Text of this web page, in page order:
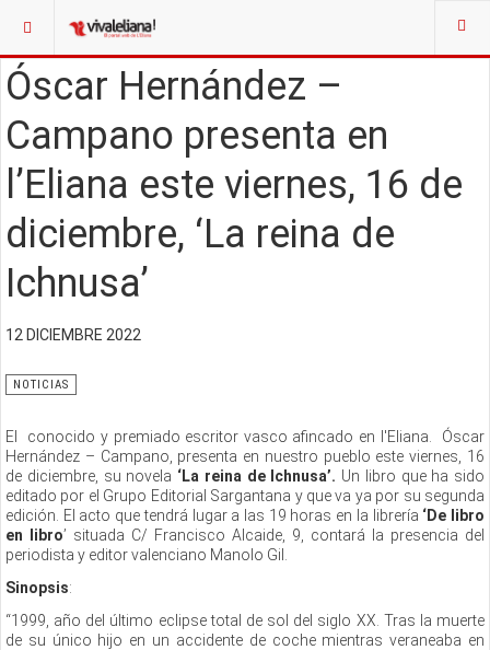
Óscar Hernández –
Campano presenta en
l’Eliana este viernes, 16 de
diciembre, ‘La reina de
Ichnusa’
12 DICIEMBRE 2022
NOTICIAS
El conocido y premiado escritor vasco afincado en l'Eliana. Óscar
Hernández – Campano, presenta en nuestro pueblo este viernes, 16
de diciembre, su novela ‘La reina de Ichnusa’. Un libro que ha sido
editado por el Grupo Editorial Sargantana y que va ya por su segunda
edición. El acto que tendrá lugar a las 19 horas en la librería ‘De libro
en libro’ situada C/ Francisco Alcaide, 9, contará la presencia del
periodista y editor valenciano Manolo Gil.
Sinopsis:
“1999, año del último eclipse total de sol del siglo XX. Tras la muerte
de su único hijo en un accidente de coche mientras veraneaba en